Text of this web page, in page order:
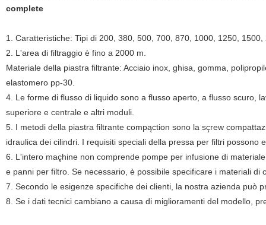
complete
1. Caratteristiche: Tipi di 200, 380, 500, 700, 870, 1000, 1250,
2. L'area di filtraggio è fino a 2000 m.
Materiale della piastra filtrante: Acciaio inox, ghisa, gomma,
elastomero pp-30.
4. Le forme di flusso di liquido sono a flusso aperto, a flusso scuro,
superiore e centrale e altri moduli.
5. I metodi della piastra filtrante compąction sono la sçrew
idraulica dei cilindri. I requisiti speciali della pressa per filtri possono
6. L'intero maçhine non comprende pompe per infusione di materiale
e panni per filtro. Se necessario, è possibile specificare i materiali di
7. Secondo le esigenze specifiche dei clienti, la nostra azienda può
8. Se i dati tecnici cambiano a causa di miglioramenti del modello,